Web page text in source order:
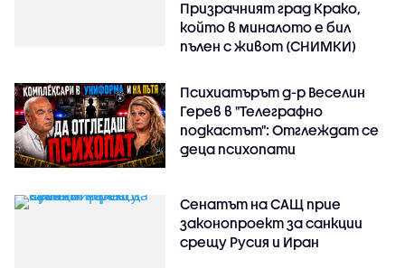
Призрачният град Крако,
който в миналото е бил
пълен с живот (СНИМКИ)
Психиатърът д-р Веселин
Герев в "Телеграфно
подкастът": Отглеждат се
деца психопати
Сенатът на САЩ прие
законопроект за санкции
срещу Русия и Иран